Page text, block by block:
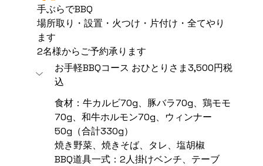
手ぶらでBBQ
場所取り・設置・火つけ・片付け・全てやり
ます
2名様からご予約承ります
お手軽BBQコース おひとりさま3,500円税
込
食材：牛カルビ70g、豚バラ70g、鶏モモ
70g、和牛ホルモン70g、ウィンナー
50g（合計330g）
焼き野菜、焼きそば、タレ、塩胡椒
BBQ道具一式：2人掛けベンチ、テーブ